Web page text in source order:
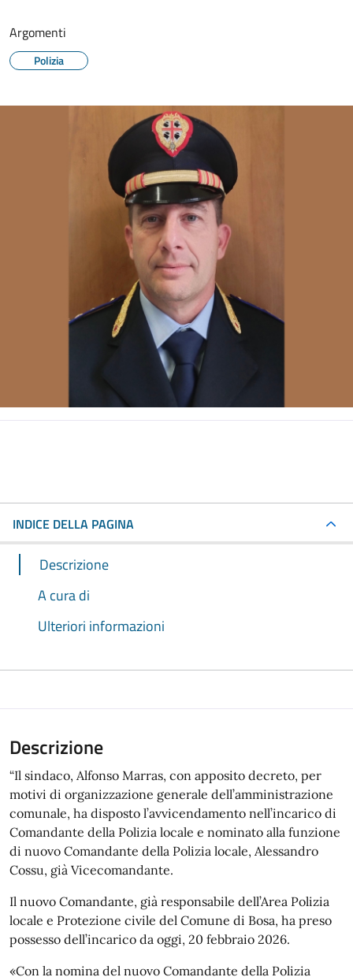
Argomenti
Polizia
INDICE DELLA PAGINA
Descrizione
A cura di
Ulteriori informazioni
Descrizione
“Il sindaco, Alfonso Marras, con apposito decreto, per
motivi di organizzazione generale dell’amministrazione
comunale, ha disposto l’avvicendamento nell’incarico di
Comandante della Polizia locale e nominato alla funzione
di nuovo Comandante della Polizia locale, Alessandro
Cossu, già Vicecomandante.
Il nuovo Comandante, già responsabile dell’Area Polizia
locale e Protezione civile del Comune di Bosa, ha preso
possesso dell’incarico da oggi, 20 febbraio 2026.
«Con la nomina del nuovo Comandante della Polizia